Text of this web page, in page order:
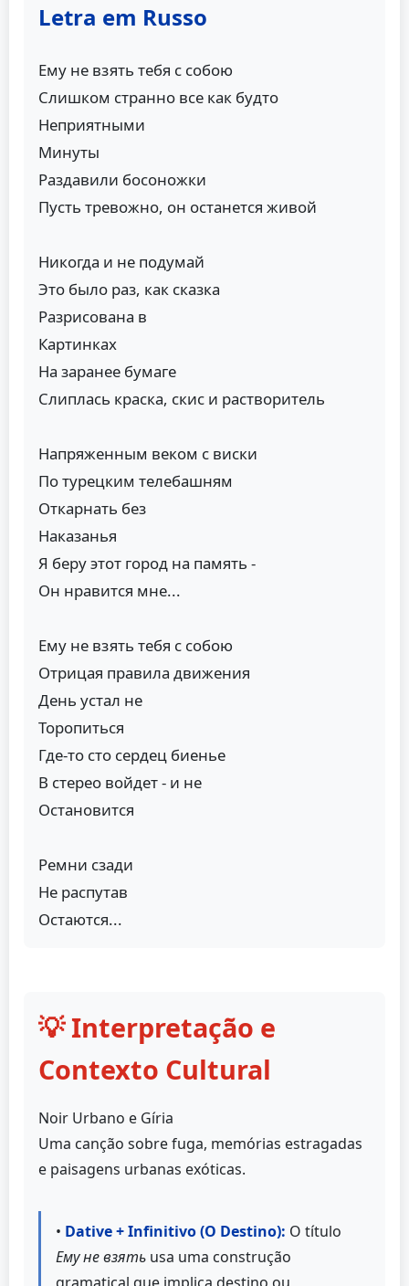
Letra em Russo
Ему не взять тебя с собою
Слишком странно все как будто
Неприятными
Минуты
Раздавили босоножки
Пусть тревожно, он останется живой
Никогда и не подумай
Это было раз, как сказка
Разрисована в
Картинках
На заранее бумаге
Слиплась краска, скис и растворитель
Напряженным веком с виски
По турецким телебашням
Откарнать без
Наказанья
Я беру этот город на память -
Он нравится мне...
Ему не взять тебя с собою
Отрицая правила движения
День устал не
Торопиться
Где-то сто сердец биенье
В стерео войдет - и не
Остановится
Ремни сзади
Не распутав
Остаются...
💡 Interpretação e
Contexto Cultural
Noir Urbano e Gíria
Uma canção sobre fuga, memórias estragadas
e paisagens urbanas exóticas.
• Dative + Infinitivo (O Destino): O título
Ему не взять usa uma construção
gramatical que implica destino ou